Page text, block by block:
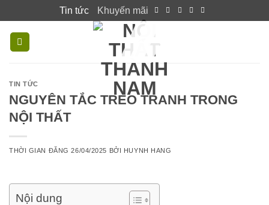
to
content
Tin tức Khuyến mãi
TIN TỨC
NGUYÊN TẮC TREO TRANH TRONG
NỘI THẤT
THỜI GIAN ĐĂNG26/04/2025 BỞI HUYNH HANG
Nội dung